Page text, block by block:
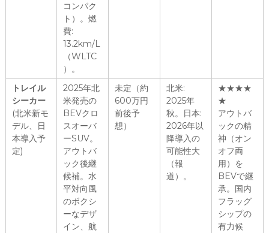
コンパク
ト）。燃
費:
13.2km/L
（WLTC
）。
トレイル
シーカー
(北米新モ
デル、日
本導入予
定)
2025年北
米発売の
BEVクロ
スオーバ
ーSUV。
アウトバ
ック後継
候補。水
平対向風
のボクシ
ーなデザ
イン、航
未定（約
600万円
前後予
想）
北米:
2025年
秋。日本:
2026年以
降導入の
可能性大
（報
道）。
★★★★
★
アウトバ
ックの精
神（オン
オフ両
用）を
BEVで継
承。国内
フラッグ
シップの
有力候